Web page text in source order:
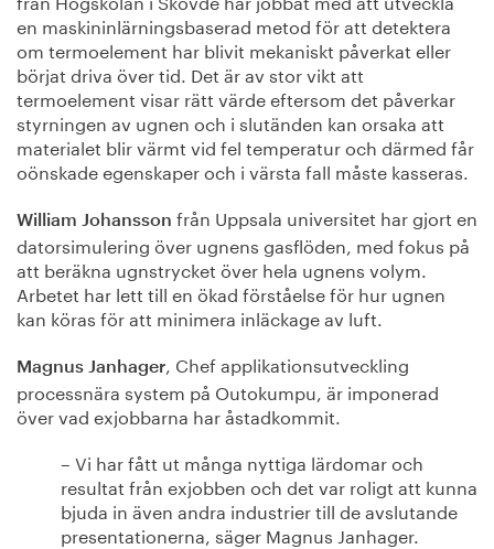
en maskininlärningsbaserad metod för att detektera
om termoelement har blivit mekaniskt påverkat eller
börjat driva över tid. Det är av stor vikt att
termoelement visar rätt värde eftersom det påverkar
styrningen av ugnen och i slutänden kan orsaka att
materialet blir värmt vid fel temperatur och därmed får
oönskade egenskaper och i värsta fall måste kasseras.
William Johansson från Uppsala universitet har gjort en
datorsimulering över ugnens gasflöden, med fokus på
att beräkna ugnstrycket över hela ugnens volym.
Arbetet har lett till en ökad förståelse för hur ugnen
kan köras för att minimera inläckage av luft.
Magnus Janhager, Chef applikationsutveckling
processnära system på Outokumpu, är imponerad
över vad exjobbarna har åstadkommit.
– Vi har fått ut många nyttiga lärdomar och
resultat från exjobben och det var roligt att kunna
bjuda in även andra industrier till de avslutande
presentationerna, säger Magnus Janhager.